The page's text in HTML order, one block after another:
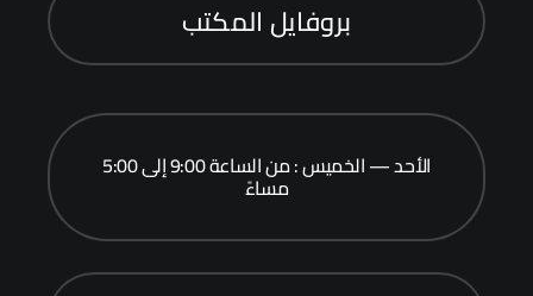
بروفايل المكتب
الأحد — الخميس : من الساعة 9:00 إلى 5:00
مساءً